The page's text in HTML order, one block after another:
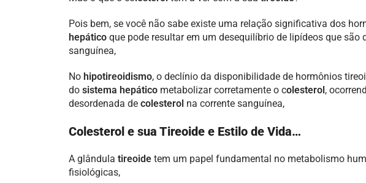
Pois bem, se você não sabe existe uma relação significativa dos
hepático que pode resultar em um desequilíbrio de lipídeos que são
sanguínea,
No hipotireoidismo, o declínio da disponibilidade de hormônios
do sistema hepático metabolizar corretamente o colesterol,
desordenada de colesterol na corrente sanguínea,
Colesterol e sua Tireoide e Estilo de Vida…
A glândula tireoide tem um papel fundamental no metabolismo
fisiológicas,